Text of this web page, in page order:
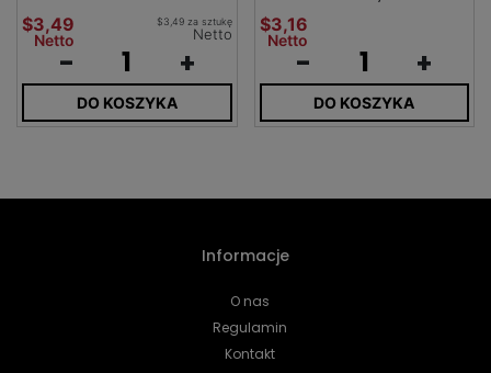
$3,49
Netto
$3,49 za sztukę
Netto
- +
DO KOSZYKA
$3,16
Netto
- +
DO KOSZYKA
Informacje
O nas
Regulamin
Kontakt